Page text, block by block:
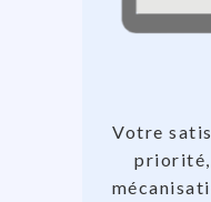
Votre
priorité,